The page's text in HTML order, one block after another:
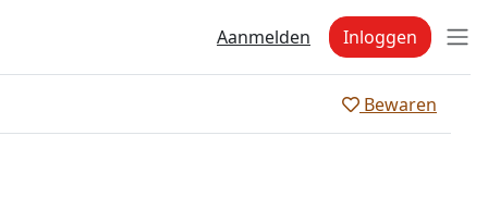
Aanmelden Inloggen
Bewaren